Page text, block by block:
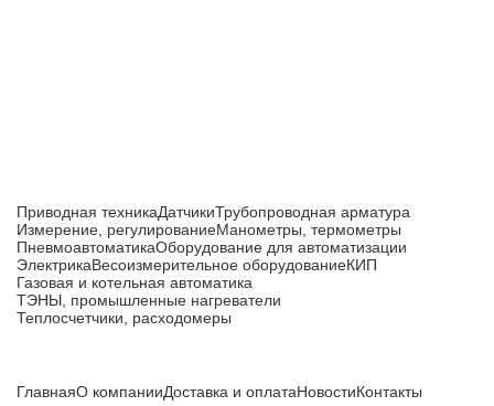
Приводная техникаДатчикиТрубопроводная арматура
Измерение, регулированиеМанометры, термометры
ПневмоавтоматикаОборудование для автоматизации
ЭлектрикаВесоизмерительное оборудованиеКИП
Газовая и котельная автоматика
ТЭНЫ, промышленные нагреватели
Теплосчетчики, расходомеры
ГлавнаяО компанииДоставка и оплатаНовостиКонтакты